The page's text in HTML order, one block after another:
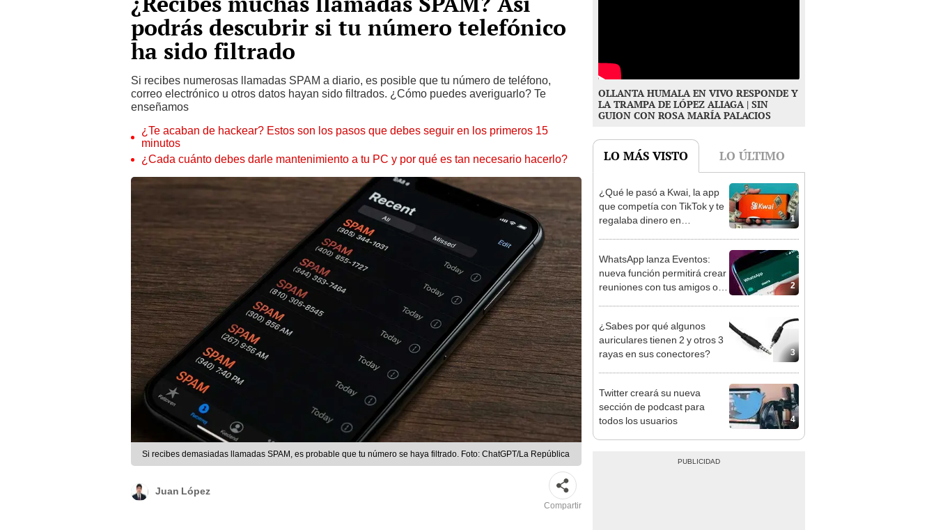
podrás descubrir si tu número telefónico
ha sido filtrado
Si recibes numerosas llamadas SPAM a diario, es posible que tu número de teléfono,
correo electrónico u otros datos hayan sido filtrados. ¿Cómo puedes averiguarlo? Te
enseñamos
¿Te acaban de hackear? Estos son los pasos que debes seguir en los primeros 15
minutos
¿Cada cuánto debes darle mantenimiento a tu PC y por qué es tan necesario hacerlo?
Si recibes demasiadas llamadas SPAM, es probable que tu número se haya filtrado. Foto: ChatGPT/La República
Juan López
Compartir
OLLANTA HUMALA EN VIVO RESPONDE Y
LA TRAMPA DE LÓPEZ ALIAGA | SIN
GUION CON ROSA MARÍA PALACIOS
LO MÁS VISTO LO ÚLTIMO
1
¿Qué le pasó a Kwai, la app
que competía con TikTok y te
regalaba dinero en
2
WhatsApp lanza Eventos:
nueva función permitirá crear
reuniones con tus amigos o
3
¿Sabes por qué algunos
auriculares tienen 2 y otros 3
rayas en sus conectores?
4
Twitter creará su nueva
sección de podcast para
todos los usuarios